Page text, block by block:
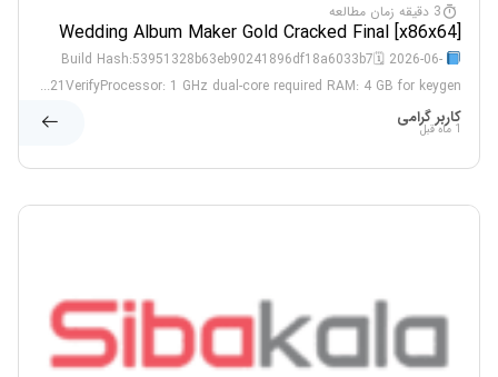
3 دقیقه زمان مطالعه
Wedding Album Maker Gold Cracked Final [x86x64]
[no Virus]
Build Hash:53951328b63eb90241896df18a6033b7🗓 2026-06-
21VerifyProcessor: 1 GHz dual-core required RAM: 4 GB for keygen...
کاربر گرامی
1 ماه قبل